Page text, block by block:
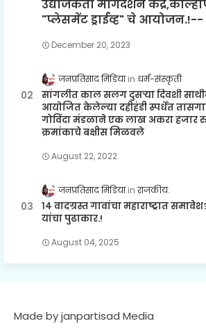
उद्योजकता मार्गदर्शन
"प्लेसमेंट ड्राईव्ह" चे आयोजन.!--
December 20, 2023
जनप्रतिसाद मिडिया धर्म-संस्कृती
सांगलीत काल सलग दुसऱ्या दिवशी
आयोजित केलेल्या दहीहंडी स्पर्धेत
गोविंदा मंडळाने एक लाख अकरा हजार
क्रमांकाचे बक्षीस मिळवले
August 22, 2022
जनप्रतिसाद मिडिया राजकीय.
१४ वादग्रस्त गावांचा महाराष्ट्रात
यांचा पुढाकार.!
August 04, 2025
Made by janpartisad Media